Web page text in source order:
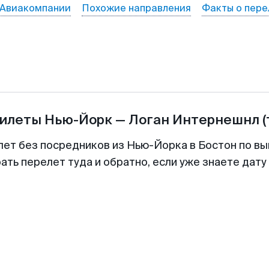
Похожие направления Факты о
Нью-Йорк — Логан Интернешнл
без посредников из Нью-Йорка в Бостон по
перелет туда и обратно, если уже знаете